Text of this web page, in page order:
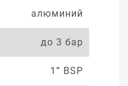
алюминий
до 3 бар
1” BSP